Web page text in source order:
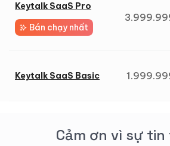
Keytalk SaaS Pro
Bán chạy nhất
Keytalk SaaS Basic
Cảm ơn vì sự